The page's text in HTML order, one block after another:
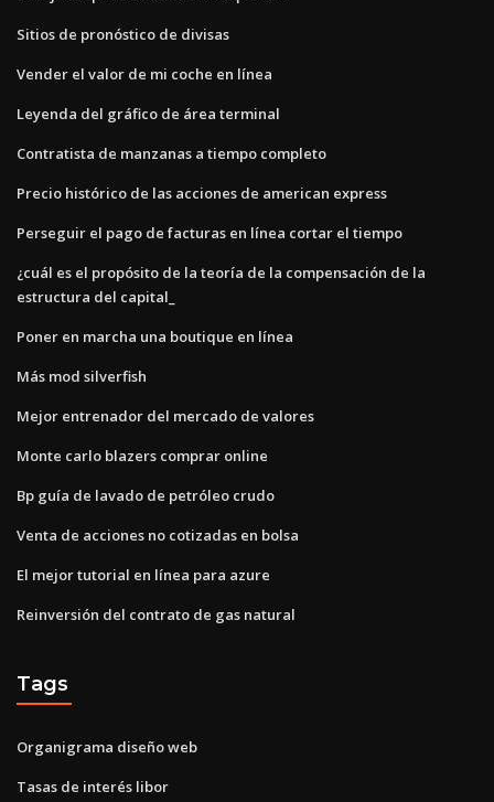
Sitios de pronóstico de divisas
Vender el valor de mi coche en línea
Leyenda del gráfico de área terminal
Contratista de manzanas a tiempo completo
Precio histórico de las acciones de american express
Perseguir el pago de facturas en línea cortar el tiempo
¿cuál es el propósito de la teoría de la compensación de la
estructura del capital_
Poner en marcha una boutique en línea
Más mod silverfish
Mejor entrenador del mercado de valores
Monte carlo blazers comprar online
Bp guía de lavado de petróleo crudo
Venta de acciones no cotizadas en bolsa
El mejor tutorial en línea para azure
Reinversión del contrato de gas natural
Tags
Organigrama diseño web
Tasas de interés libor